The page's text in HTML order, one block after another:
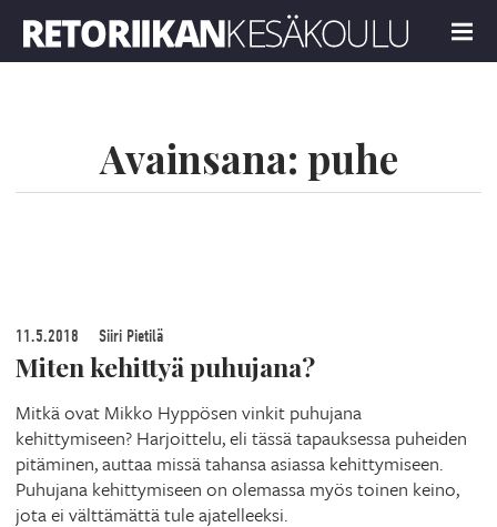
MENU
Avainsana: puhe
11.5.2018 Siiri Pietilä
Miten kehittyä puhujana?
Mitkä ovat Mikko Hyppösen vinkit puhujana
kehittymiseen? Harjoittelu, eli tässä tapauksessa puheiden
pitäminen, auttaa missä tahansa asiassa kehittymiseen.
Puhujana kehittymiseen on olemassa myös toinen keino,
jota ei välttämättä tule ajatelleeksi.